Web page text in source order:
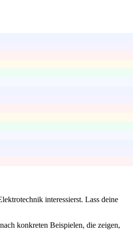
interessierst. Lass deine
konkreten Beispielen, die zeigen,